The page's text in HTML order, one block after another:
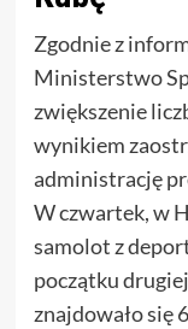
Zgodnie z
Ministerstwo
zwiększenie
wynikiem
administrację
W czwartek, w
samolot z
początku
znajdowało się